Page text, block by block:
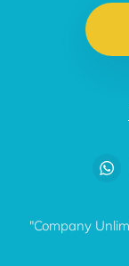
"Company